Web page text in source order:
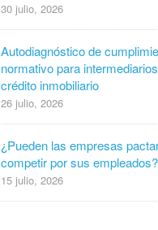
30 julio, 2026
Autodiagnóstico de
normativo para
crédito inmobiliario
26 julio, 2026
¿Pueden las empresas
competir por sus empleados?
15 julio, 2026